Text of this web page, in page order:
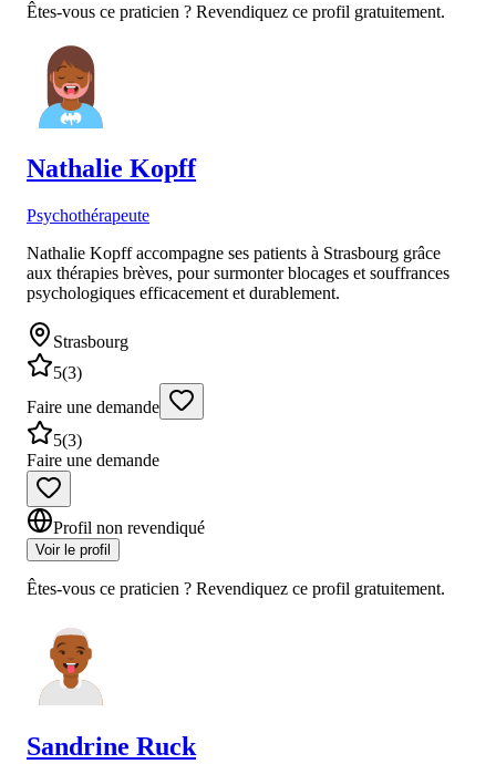
Êtes-vous ce praticien ? Revendiquez ce profil gratuitement.
Nathalie Kopff
Psychothérapeute
Nathalie Kopff accompagne ses patients à Strasbourg grâce
aux thérapies brèves, pour surmonter blocages et souffrances
psychologiques efficacement et durablement.
Strasbourg
5(3)
Faire une demande
5(3)
Faire une demande
Profil non revendiqué
Voir le profil
Êtes-vous ce praticien ? Revendiquez ce profil gratuitement.
Sandrine Ruck